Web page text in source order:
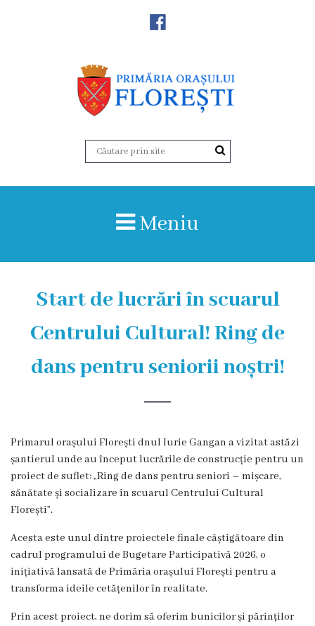
Primăria
Structura,
Organigrama
efectivul
limită
Dispoziţiile
primarului
Rapoartele
primarului
Proiecte
Meniu
Start de lucrări în scuarul
Centrului Cultural! Ring de
dans pentru seniorii noștri!
Primarul orașului Florești dnul Iurie Gangan a vizitat astăzi
șantierul unde au început lucrările de construcție pentru un
proiect de suflet: „Ring de dans pentru seniori – mișcare,
sănătate și socializare în scuarul Centrului Cultural
Florești”.
Acesta este unul dintre proiectele finale câștigătoare din
cadrul programului de Bugetare Participativă 2026, o
inițiativă lansată de Primăria orașului Florești pentru a
transforma ideile cetățenilor în realitate.
Prin acest proiect, ne dorim să oferim bunicilor și părinților